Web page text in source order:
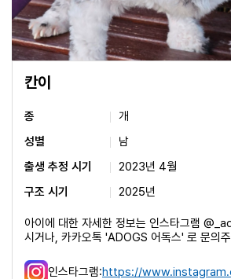
칸이
종
개
성별
남
출생 추정 시기
2023년 4월
구조 시기
2025년
아이에 대한 자세한 정보는 인스타그램
시거나, 카카오톡 'ADOGS 어독스' 로 문의
인스타그램:https://